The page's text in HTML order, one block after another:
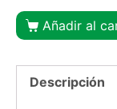
Añadir al
Descripción